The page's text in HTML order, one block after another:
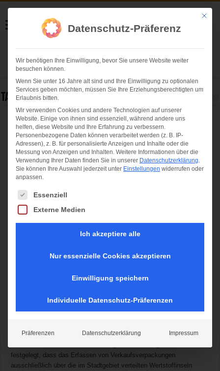
Helmut Swoboda
Fotografie
Herzlich willkommen
Tag Archives:
Die Münchner Wertstoffinseln für
Verpackungsabfälle
1. System für die Entsorgung von Verpackungsabfällen: Die
veränderte das Wertstoffsammelsystem grundlegend. Neben dem
privatwirtschaftliches und gewinnorientiert handelndes
Entsorgungssystem für Verkaufsverpackungen etabliert (sog. Duales
Einführung des Erfassungssystems mit der Stadt München
festgelegt, dass das Erfassen von Verkaufsverpackungen
ausschließlich über die im Stadtgebiet verteilten Wertstoffinseln
Mit
Datenschutz-Präferenz
Wir benötigen Ihre Einwilligung, bevor Sie unsere Website weiter
besuchen können.
Wenn Sie unter 16 Jahre alt sind und Ihre Einwilligung zu optionalen
Services geben möchten, müssen Sie Ihre Erziehungsberechtigten um
Erlaubnis bitten.
Wir verwenden Cookies und andere Technologien auf unserer
Website. Einige von ihnen sind essenziell, während andere uns
helfen, diese Website und Ihre Erfahrung zu verbessern.
Personenbezogene Daten können verarbeitet werden (z. B. IP-
Adressen), z. B. für personalisierte Anzeigen und Inhalte oder die
Messung von Anzeigen und Inhalten. Weitere Informationen über die
Verwendung Ihrer Daten finden Sie in unserer Datenschutzerklärung.
Sie können Ihre Auswahl jederzeit unter Einstellungen widerrufen oder
anpassen.
Es folgt eine Liste der Service-Gruppen, für die eine Einwilligung
Essenziell
Externe Medien
Ich akzeptiere alle
Nur essenzielle Cookies akzeptieren
Einwilligung speichern
Individuelle Datenschutz-Präferenzen
Präferenzen Datenschutzerklärung Impressum